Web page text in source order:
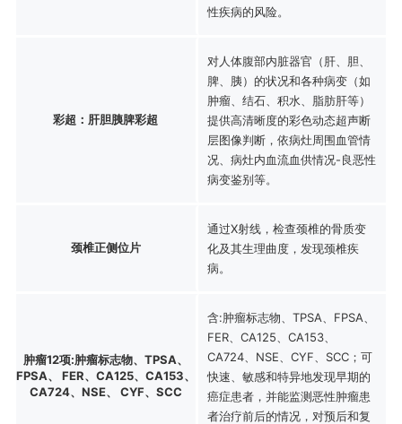
性疾病的风险。
彩超：肝胆胰脾彩超
对人体腹部内脏器官（肝、胆、
脾、胰）的状况和各种病变（如
肿瘤、结石、积水、脂肪肝等）
提供高清晰度的彩色动态超声断
层图像判断，依病灶周围血管情
况、病灶内血流血供情况-良恶性
病变鉴别等。
颈椎正侧位片
通过X射线，检查颈椎的骨质变
化及其生理曲度，发现颈椎疾
病。
肿瘤12项:肿瘤标志物、TPSA、
FPSA、 FER、CA125、CA153、
CA724、NSE、 CYF、SCC
含:肿瘤标志物、TPSA、FPSA、
FER、CA125、CA153、
CA724、NSE、CYF、SCC；可
快速、敏感和特异地发现早期的
癌症患者，并能监测恶性肿瘤患
者治疗前后的情况，对预后和复